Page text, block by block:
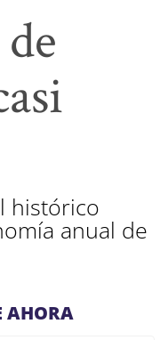
histórico
anual de
AHORA